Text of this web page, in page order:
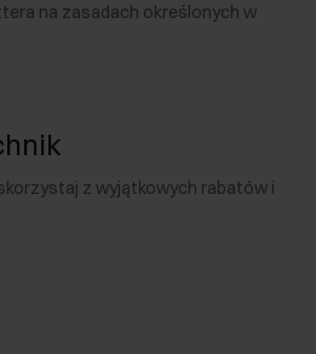
na zasadach określonych w
z wyjątkowych rabatów i